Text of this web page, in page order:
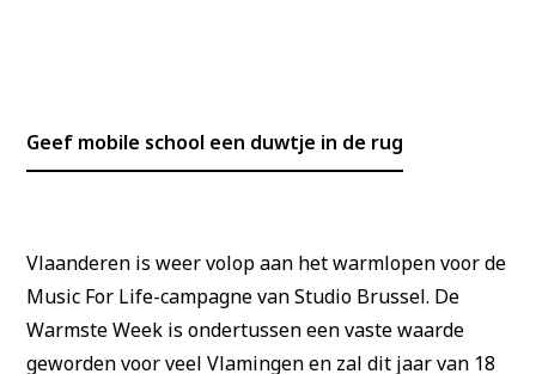
Geef mobile school een duwtje in de rug
Vlaanderen is weer volop aan het warmlopen voor de
Music For Life-campagne van Studio Brussel. De
Warmste Week is ondertussen een vaste waarde
geworden voor veel Vlamingen en zal dit jaar van 18